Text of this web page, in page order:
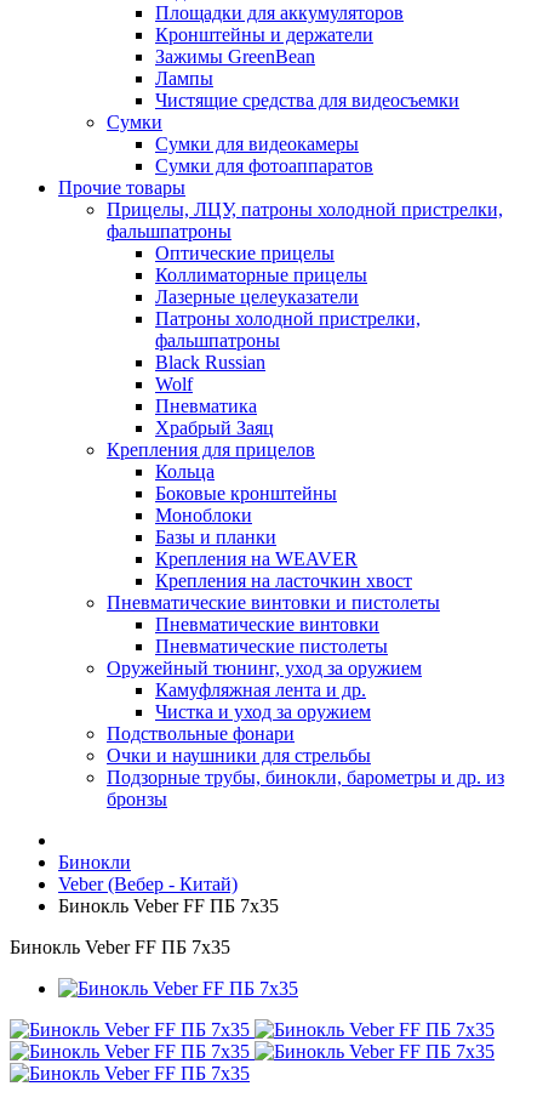
Площадки для аккумуляторов
Кронштейны и держатели
Зажимы GreenBean
Лампы
Чистящие средства для видеосъемки
Сумки
Сумки для видеокамеры
Сумки для фотоаппаратов
Прочие товары
Прицелы, ЛЦУ, патроны холодной пристрелки,
фальшпатроны
Оптические прицелы
Коллиматорные прицелы
Лазерные целеуказатели
Патроны холодной пристрелки,
фальшпатроны
Black Russian
Wolf
Пневматика
Храбрый Заяц
Крепления для прицелов
Кольца
Боковые кронштейны
Моноблоки
Базы и планки
Крепления на WEAVER
Крепления на ласточкин хвост
Пневматические винтовки и пистолеты
Пневматические винтовки
Пневматические пистолеты
Оружейный тюнинг, уход за оружием
Камуфляжная лента и др.
Чистка и уход за оружием
Подствольные фонари
Очки и наушники для стрельбы
Подзорные трубы, бинокли, барометры и др. из
бронзы
Бинокли
Veber (Вебер - Китай)
Бинокль Veber FF ПБ 7x35
Бинокль Veber FF ПБ 7x35